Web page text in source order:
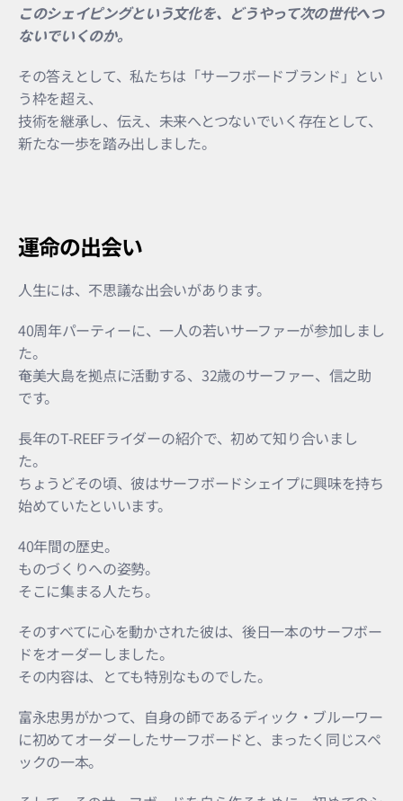
このシェイピングという文化を、どうやって次の世代へつ
ないでいくのか。
その答えとして、私たちは「サーフボードブランド」とい
う枠を超え、
技術を継承し、伝え、未来へとつないでいく存在として、
新たな一歩を踏み出しました。
運命の出会い
人生には、不思議な出会いがあります。
40周年パーティーに、一人の若いサーファーが参加しまし
た。
奄美大島を拠点に活動する、32歳のサーファー、信之助
です。
長年のT-REEFライダーの紹介で、初めて知り合いまし
た。
ちょうどその頃、彼はサーフボードシェイプに興味を持ち
始めていたといいます。
40年間の歴史。
ものづくりへの姿勢。
そこに集まる人たち。
そのすべてに心を動かされた彼は、後日一本のサーフボー
ドをオーダーしました。
その内容は、とても特別なものでした。
富永忠男がかつて、自身の師であるディック・ブルーワー
に初めてオーダーしたサーフボードと、まったく同じスペ
ックの一本。